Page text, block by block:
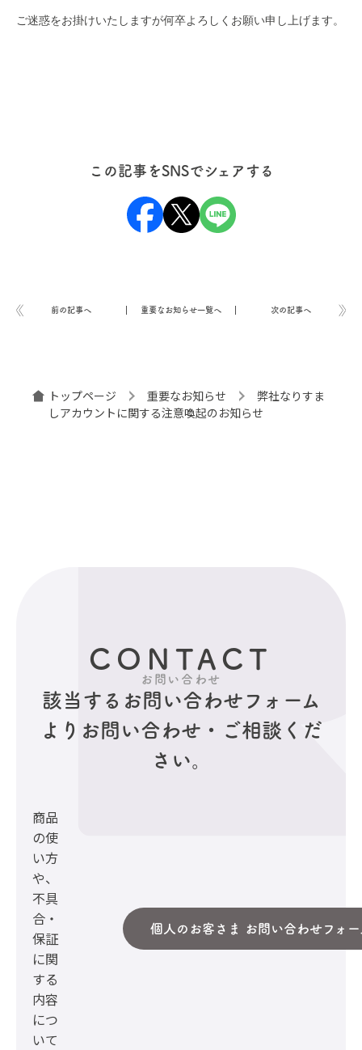
この記事をSNSでシェアする
前の記事へ 重要なお知らせ一覧へ 次の記事へ
トップページ 重要なお知らせ
弊社なりすま
しアカウントに関する注意喚起のお知らせ
CONTACT
お問い合わせ
該当するお問い合わせフォーム
より お問い合わせ・ご相談くだ
さい。
商品
の使
い方
や、
不具
合・
保証
に関
する
内容
につ
いて
個人のお客さま お問い合わせフォー